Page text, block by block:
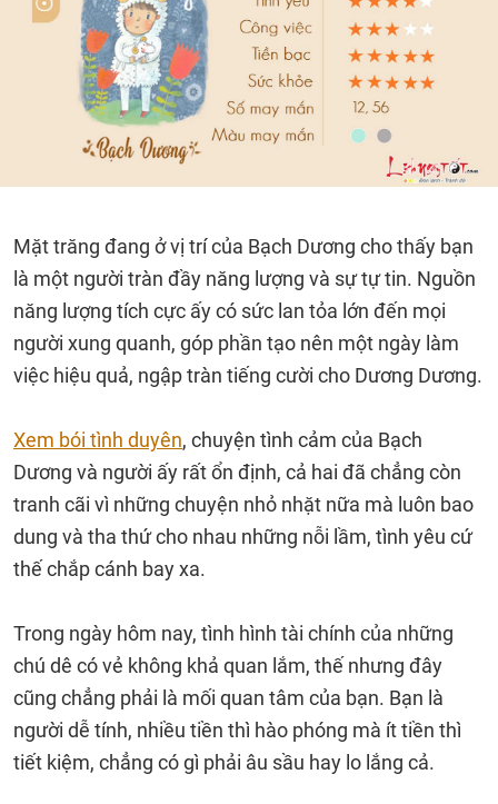
Mặt trăng đang ở vị trí của Bạch Dương cho thấy bạn
là một người tràn đầy năng lượng và sự tự tin. Nguồn
năng lượng tích cực ấy có sức lan tỏa lớn đến mọi
người xung quanh, góp phần tạo nên một ngày làm
việc hiệu quả, ngập tràn tiếng cười cho Dương Dương.
Xem bói tình duyên, chuyện tình cảm của Bạch
Dương và người ấy rất ổn định, cả hai đã chẳng còn
tranh cãi vì những chuyện nhỏ nhặt nữa mà luôn bao
dung và tha thứ cho nhau những nỗi lầm, tình yêu cứ
thế chắp cánh bay xa.
Trong ngày hôm nay, tình hình tài chính của những
chú dê có vẻ không khả quan lắm, thế nhưng đây
cũng chẳng phải là mối quan tâm của bạn. Bạn là
người dễ tính, nhiều tiền thì hào phóng mà ít tiền thì
tiết kiệm, chẳng có gì phải âu sầu hay lo lắng cả.